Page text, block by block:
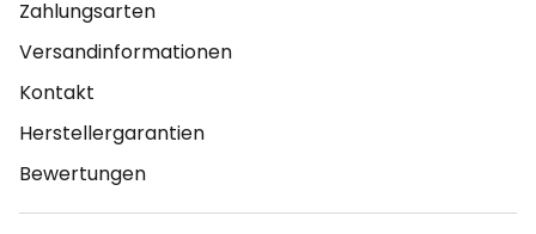
Zahlungsarten
Versandinformationen
Kontakt
Herstellergarantien
Bewertungen